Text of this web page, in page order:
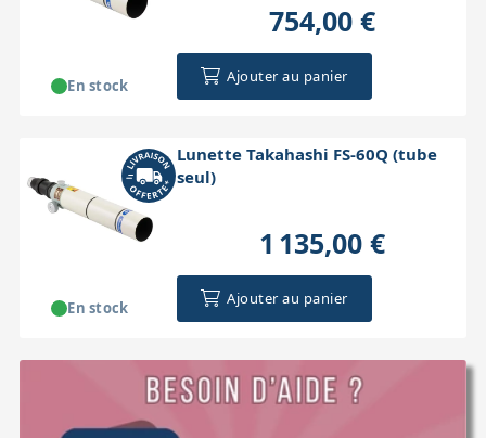
754,00 €
Ajouter au panier
En stock
Lunette Takahashi FS-60Q (tube
seul)
1 135,00 €
Ajouter au panier
En stock